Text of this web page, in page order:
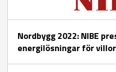
Nordbygg 2022: NIBE
energilösningar för